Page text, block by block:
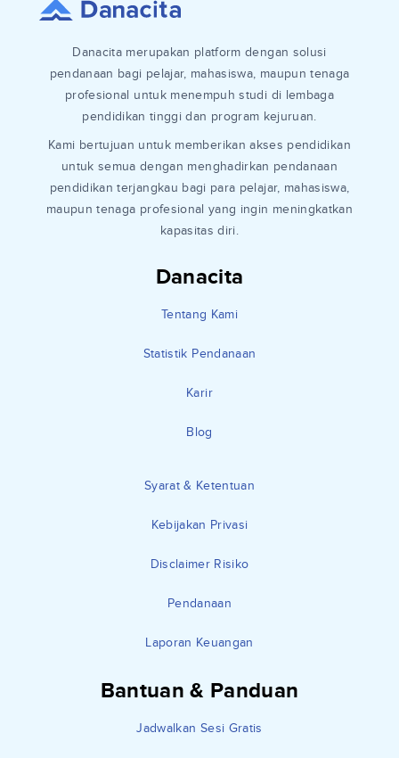
Danacita
Tentang Kami
Statistik Pendanaan
Karir
Blog
Syarat & Ketentuan
Kebijakan Privasi
Disclaimer Risiko
Pendanaan
Laporan Keuangan
Bantuan & Panduan
Jadwalkan Sesi Gratis
Danacita merupakan platform dengan solusi
pendanaan bagi pelajar, mahasiswa, maupun tenaga
profesional untuk menempuh studi di lembaga
pendidikan tinggi dan program kejuruan.
Kami bertujuan untuk memberikan akses pendidikan
untuk semua dengan menghadirkan pendanaan
pendidikan terjangkau bagi para pelajar, mahasiswa,
maupun tenaga profesional yang ingin meningkatkan
kapasitas diri.